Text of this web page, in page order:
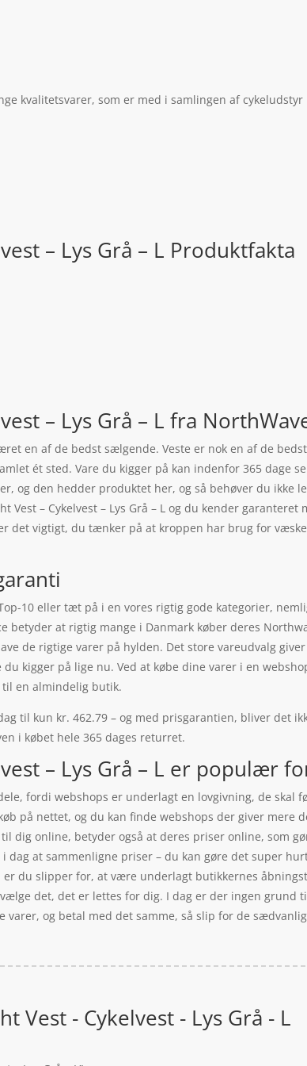
kvalitetsvarer, som er med i samlingen af
– Lys Grå – L Produktfakta
– Lys Grå – L fra
en af de bedst sælgende. Veste er nok en af de
ét sted. Vare du kigger på kan indenfor 365 dage
og den hedder produktet her, og så behøver du ikke
– Cykelvest – Lys Grå – L og du kender
det vigtigt, du tænker på at kroppen har brug for
10 eller tæt på i en vores rigtig gode kategorier,
at rigtig mange i Danmark køber deres
de rigtige varer på hylden. Det store vareudvalg
kigger på lige nu. Ved at købe dine varer i en
en almindelig butik.
til kun kr. 462.79 – og med prisgarantien, bliver det
i købet hele 365 dages returret.
– Lys Grå – L er populær
fordi webshops er underlagt en lovgivning, de skal
på nettet, og du kan finde webshops der giver mere
dig online, betyder også at deres priser online, som
at sammenligne priser – du kan gøre det super
du slipper for, at være underlagt butikkernes
det, det er lettes for dig. I dag er der ingen grund
og betal med det samme, så slip for de
Vest - Cykelvest - Lys Grå - L